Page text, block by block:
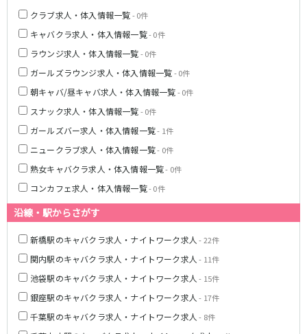
クラブ求人・体入情報一覧- 0件
キャバクラ求人・体入情報一覧- 0件
ラウンジ求人・体入情報一覧- 0件
ガールズラウンジ求人・体入情報一覧- 0件
朝キャバ/昼キャバ求人・体入情報一覧- 0件
スナック求人・体入情報一覧- 0件
ガールズバー求人・体入情報一覧- 1件
ニュークラブ求人・体入情報一覧- 0件
熟女キャバクラ求人・体入情報一覧- 0件
コンカフェ求人・体入情報一覧- 0件
沿線・駅からさがす
新橋駅のキャバクラ求人・ナイトワーク求人 - 22件
関内駅のキャバクラ求人・ナイトワーク求人 - 11件
池袋駅のキャバクラ求人・ナイトワーク求人 - 15件
銀座駅のキャバクラ求人・ナイトワーク求人 - 17件
千葉駅のキャバクラ求人・ナイトワーク求人 - 8件
茨城県南
日立
神栖・鹿嶋
勝田
北茨城
群馬県
高崎
前橋・伊勢崎
館林
太田
桐生
渋川
該当求人 0件 選択した内容で設定
新高円寺駅
南阿佐ケ谷駅
JR京浜東北線
上野駅
大宮駅
川崎駅
赤羽駅
横浜駅
蒲田駅
秋葉原駅
神田駅
桜木町駅
御徒町駅
蕨駅
南浦和駅
浦和駅
大船駅
川口駅
日暮里駅
品川駅
北浦和駅
西川口駅
大井町駅
大森駅
西日暮里駅
さいたま新都心駅